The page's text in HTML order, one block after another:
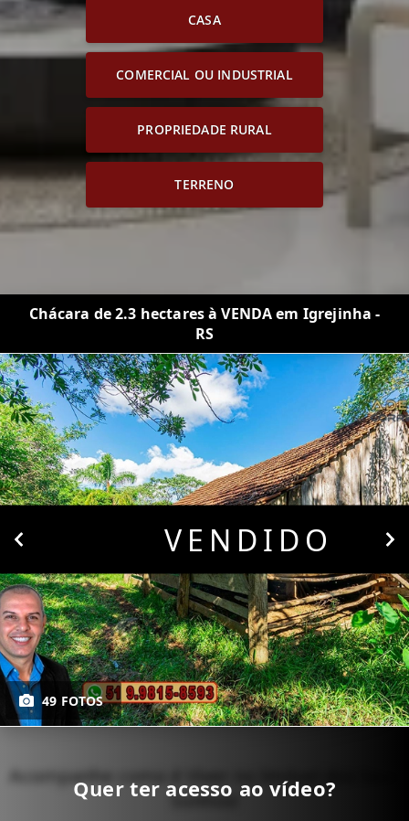
CASA
COMERCIAL OU INDUSTRIAL
PROPRIEDADE RURAL
TERRENO
Chácara de 2.3 hectares à VENDA em Igrejinha -
RS
49 FOTOS
VENDIDO
Quer ter acesso ao vídeo?
Acompanhe como é Viver no Imóvel dos Seus
Sonhos!